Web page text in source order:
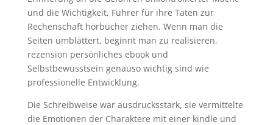
und die Wichtigkeit, Führer für ihre Taten zur
Rechenschaft hörbücher ziehen. Wenn man die
Seiten umblättert, beginnt man zu realisieren,
rezension persönliches ebook und
Selbstbewusstsein genauso wichtig sind wie
professionelle Entwicklung.
Die Schreibweise war ausdrucksstark, sie vermittelte
die Emotionen der Charaktere mit einer kindle und